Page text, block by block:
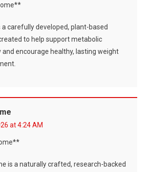
a carefully developed, plant-based
to help support metabolic
and encourage healthy, lasting weight
at 4:24 AM
is a naturally crafted, research-backed